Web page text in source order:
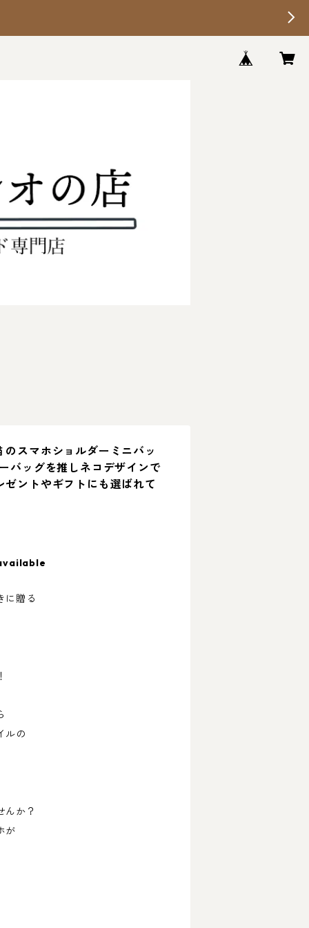
のスマホショルダーミニバッ
バッグを推しネコデザインで
ゼントやギフトにも選ばれて
に贈る
ルの
んか？
が